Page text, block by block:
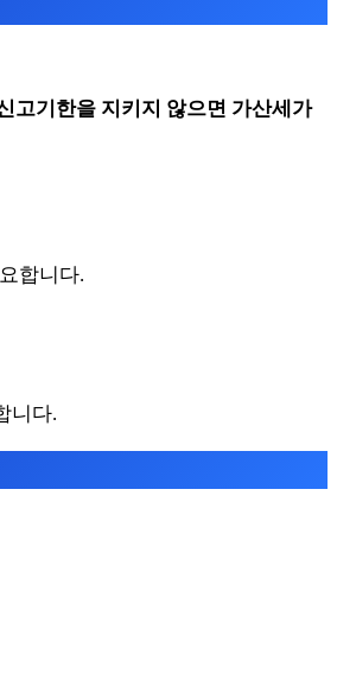
고기한을 지키지 않으면 가산세가
합니다.
니다.